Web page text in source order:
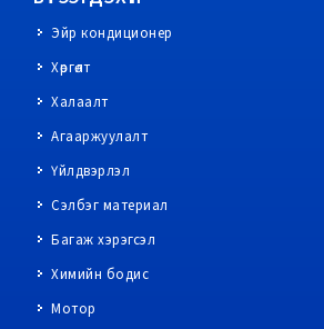
Эйр кондиционер
Хөргөлт
Халаалт
Агааржуулалт
Үйлдвэрлэл
Сэлбэг материал
Багаж хэрэгсэл
Химийн бодис
Мотор